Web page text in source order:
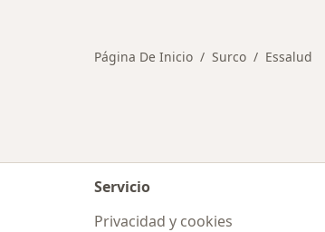
Página De Inicio Surco Essalud
Servicio
Privacidad y cookies